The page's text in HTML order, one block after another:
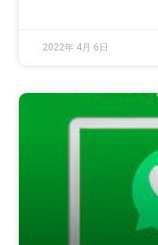
2022年 4月 6日